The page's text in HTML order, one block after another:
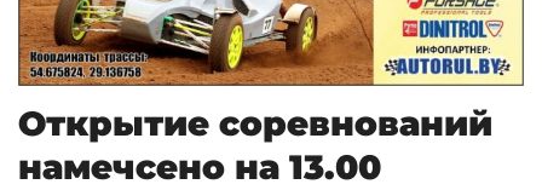
Открытие соревнований
намечсено на 13.00